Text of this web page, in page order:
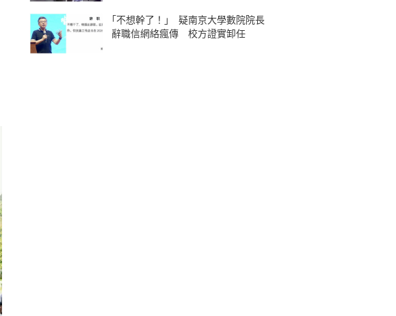
｢不想幹了！｣ 疑南京大學數院院長
辭職信網絡瘋傳 校方證實卸任